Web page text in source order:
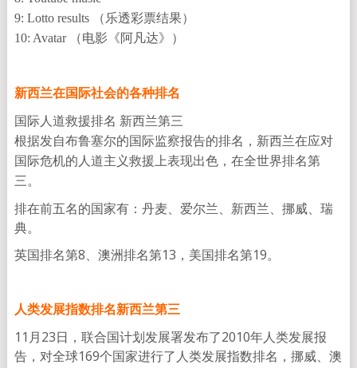
9: Lotto results （乐透彩票结果）
10: Avatar （电影《阿凡达》）
新西兰在国际社会的各种排名
国际人道救援排名 新西兰第三
根据发自布鲁塞尔的国际监察报告的排名，新西兰在应对
国际危机的人道主义救援上表现出色，在全世界排名第
三。
排在前五名的国家有：丹麦、爱尔兰、新西兰、挪威、瑞
典。
英国排名第8、澳洲排名第13，美国排名第19。
人类发展指数排名新西兰第三
11月23日，联合国计划发展署发布了2010年人类发展报
告，对全球169个国家进行了人类发展指数排名，挪威、澳